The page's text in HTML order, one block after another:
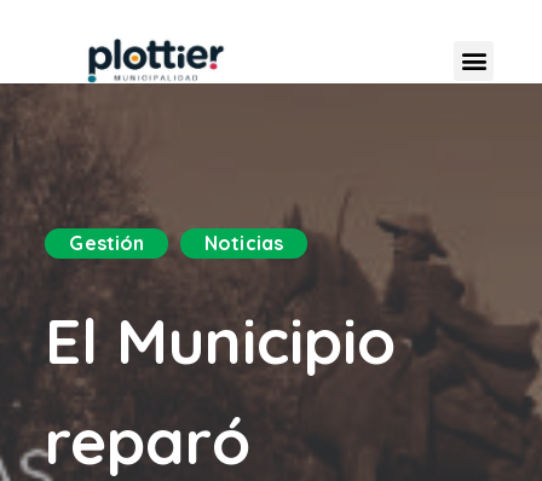
Gestión Noticias
El Municipio
reparó